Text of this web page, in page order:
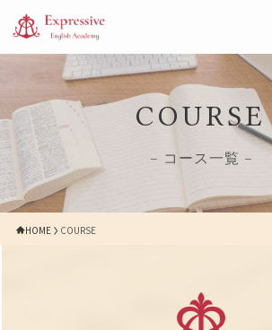
COURSE
– コース一覧 –
HOME COURSE